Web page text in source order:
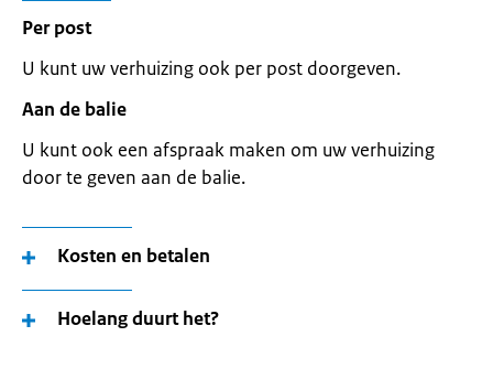
Per post
U kunt uw verhuizing ook per post doorgeven.
Aan de balie
U kunt ook een afspraak maken om uw verhuizing
door te geven aan de balie.
Kosten en betalen
Hoelang duurt het?